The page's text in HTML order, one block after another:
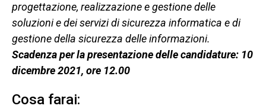
progettazione, realizzazione e gestione delle
soluzioni e dei servizi di sicurezza informatica e di
gestione della sicurezza delle informazioni.
Scadenza per la presentazione delle candidature: 10
dicembre 2021, ore 12.00
Cosa farai: